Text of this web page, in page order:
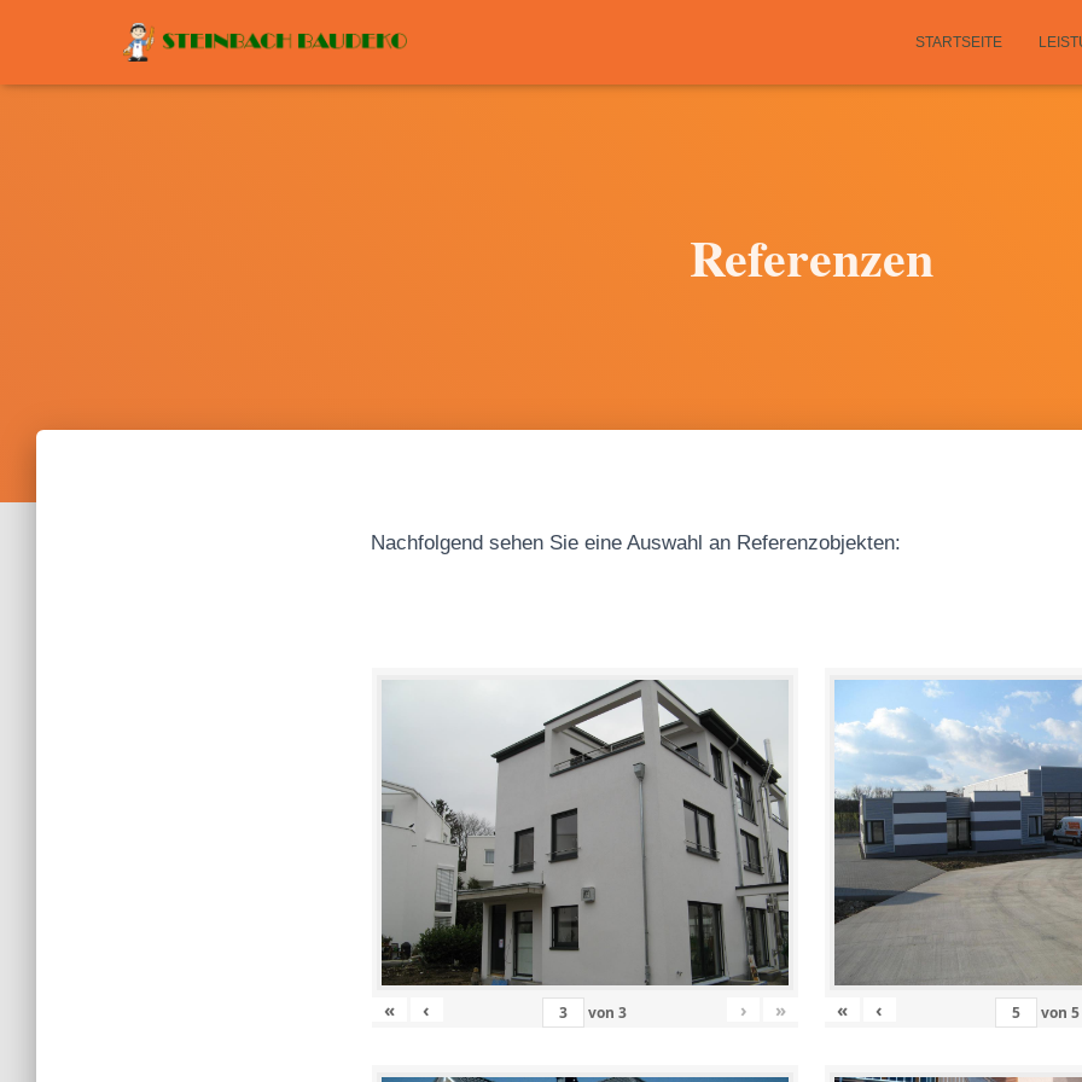
STARTSEITE
Referenzen
Nachfolgend sehen Sie eine Auswahl an Referenzobjekten:
« ‹ von3 › » « ‹ von5